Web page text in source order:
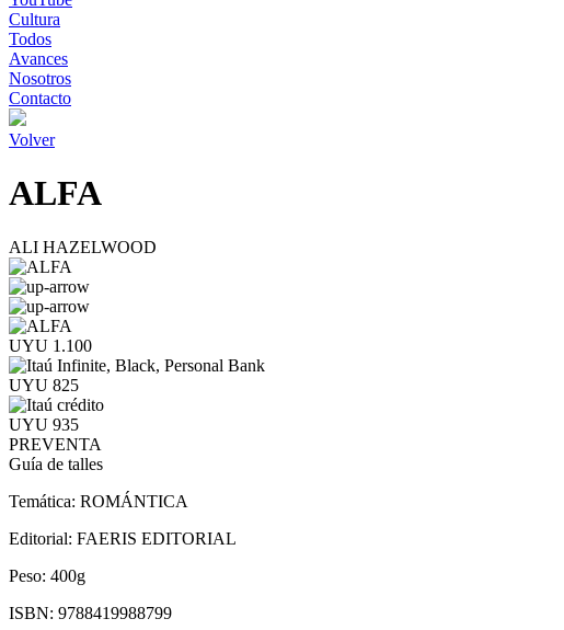
Cultura
Todos
Avances
Nosotros
Contacto
Volver
ALFA
ALI HAZELWOOD
UYU 1.100
UYU 825
UYU 935
PREVENTA
Guía de talles
Temática: ROMÁNTICA
Editorial: FAERIS EDITORIAL
Peso: 400g
ISBN: 9788419988799